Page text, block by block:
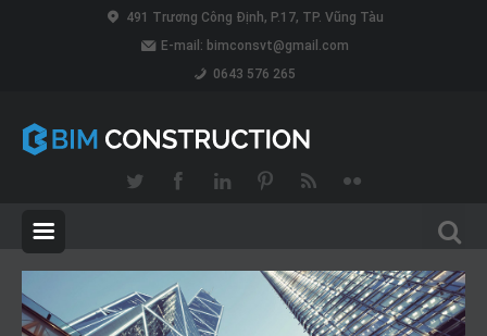
491 Trương Công Định, P.17, TP. Vũng Tàu
E-mail: bimconsvt@gmail.com
0643 576 265